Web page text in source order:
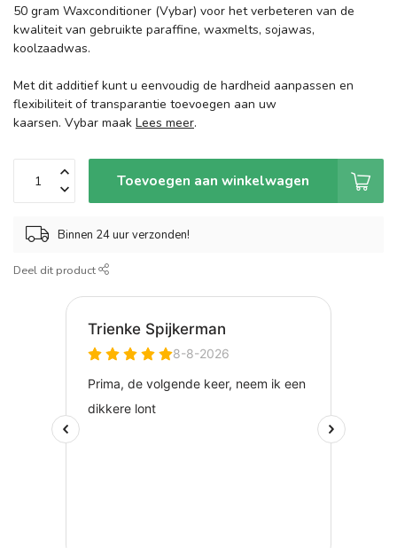
50 gram Waxconditioner (Vybar) voor het verbeteren van de
kwaliteit van gebruikte paraffine, waxmelts, sojawas,
koolzaadwas.
Met dit additief kunt u eenvoudig de hardheid aanpassen en
flexibiliteit of transparantie toevoegen aan uw
kaarsen. Vybar maak Lees meer.
Toevoegen aan winkelwagen
Binnen 24 uur verzonden!
Deel dit product